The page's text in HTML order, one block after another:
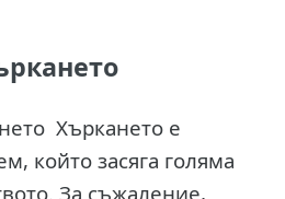
Хъркането е
който засяга голяма
За съжаление,